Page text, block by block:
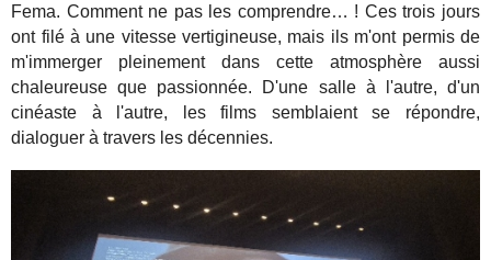
Fema. Comment ne pas les comprendre… ! Ces trois jours
ont filé à une vitesse vertigineuse, mais ils m'ont permis de
m'immerger pleinement dans cette atmosphère aussi
chaleureuse que passionnée. D'une salle à l'autre, d'un
cinéaste à l'autre, les films semblaient se répondre,
dialoguer à travers les décennies.